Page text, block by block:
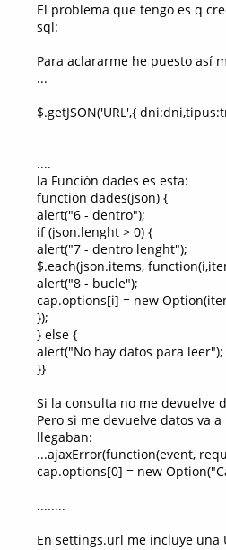
El problema que tengo es q
sql:
Para aclararme he puesto así
...
$.getJSON('URL',{
....
la Función dades es esta:
function dades(json) {
alert("6 - dentro");
if (json.lenght > 0) {
alert("7 - dentro lenght");
$.each(json.items,
alert("8 - bucle");
cap.options[i] = new
});
} else {
alert("No hay datos para leer");
}}
Si la consulta no me devuelve
Pero si me devuelve datos va
llegaban:
...ajaxError(function(event,
cap.options[0] = new
........
En settings.url me incluye una